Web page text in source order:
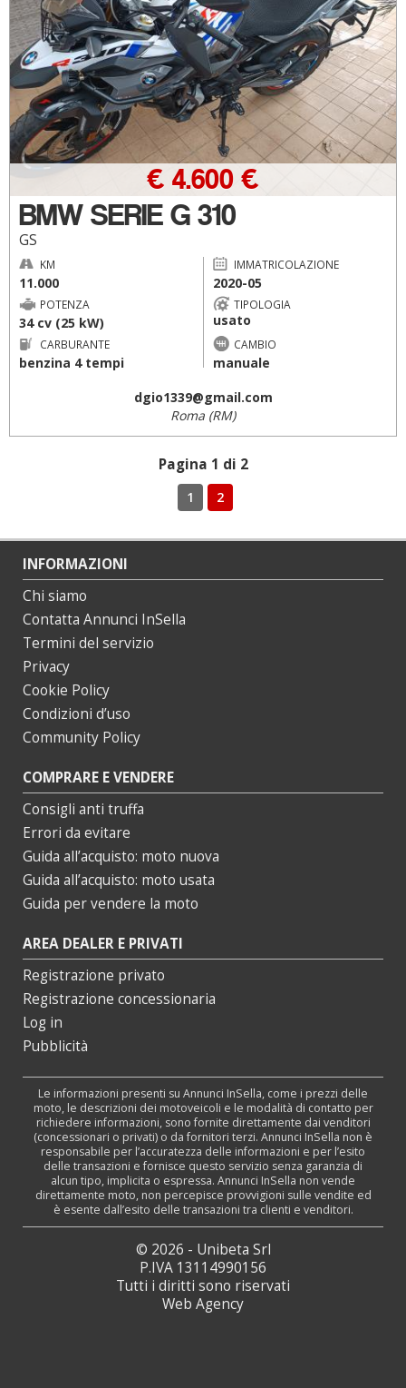
BMW SERIE G 310
GS
€ 4.600 €
KM
11.000
IMMATRICOLAZIONE
2020-05
POTENZA
34 cv (25 kW)
TIPOLOGIA
usato
CARBURANTE
benzina 4 tempi
CAMBIO
manuale
dgio1339@gmail.com
Roma (RM)
Pagina 1 di 2
1 2
INFORMAZIONI
Chi siamo
Contatta Annunci InSella
Termini del servizio
Privacy
Cookie Policy
Condizioni d’uso
Community Policy
COMPRARE E VENDERE
Consigli anti truffa
Errori da evitare
Guida all’acquisto: moto nuova
Guida all’acquisto: moto usata
Guida per vendere la moto
AREA DEALER E PRIVATI
Registrazione privato
Registrazione concessionaria
Log in
Pubblicità
Le informazioni presenti su Annunci InSella, come i prezzi delle
moto, le descrizioni dei motoveicoli e le modalità di contatto per
richiedere informazioni, sono fornite direttamente dai venditori
(concessionari o privati) o da fornitori terzi. Annunci InSella non è
responsabile per l’accuratezza delle informazioni e per l’esito
delle transazioni e fornisce questo servizio senza garanzia di
alcun tipo, implicita o espressa. Annunci InSella non vende
direttamente moto, non percepisce provvigioni sulle vendite ed
è esente dall’esito delle transazioni tra clienti e venditori.
© 2026 - Unibeta Srl
P.IVA 13114990156
Tutti i diritti sono riservati
Web Agency